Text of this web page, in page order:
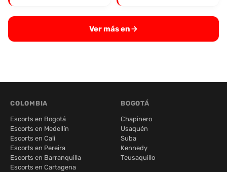
Ver más en
COLOMBIA
Escorts en Bogotá
Escorts en Medellín
Escorts en Cali
Escorts en Pereira
Escorts en Barranquilla
Escorts en Cartagena
BOGOTÁ
Chapinero
Usaquén
Suba
Kennedy
Teusaquillo